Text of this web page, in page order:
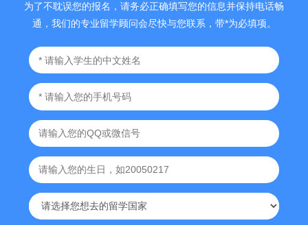
为了不耽误您的报名，请务必正确填写您的信息并保持电话畅
通，我们的专业留学顾问会尽快与您联系，带*为必填项。